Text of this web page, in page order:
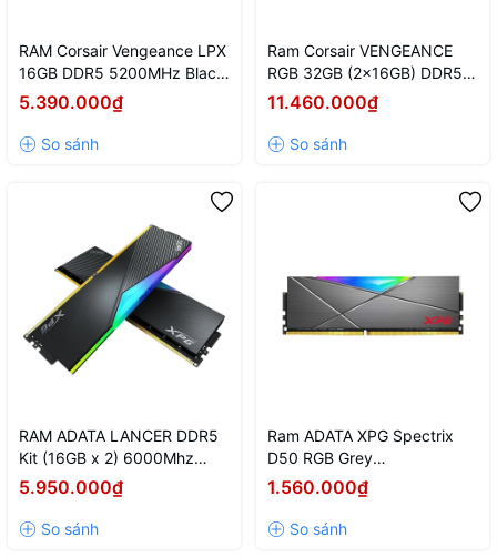
RAM Corsair Vengeance LPX
16GB DDR5 5200MHz Black
(CMK16GX5M1B5200C40)
5.390.000₫
Ram Corsair VENGEANCE
RGB 32GB (2x16GB) DDR5
bus 5600MHz Black
(CMH32GX5M2B5600C40K)
11.460.000₫
RAM ADATA LANCER DDR5
Kit (16GB x 2) 6000Mhz
Black RGB
(AX5U6000C3016G-
BCLARBK)
5.950.000₫
Ram ADATA XPG Spectrix
D50 RGB Grey
(AX4U320016G16A-ST50)
16GB (1x16GB) DDR4
3200Mhz
1.560.000₫